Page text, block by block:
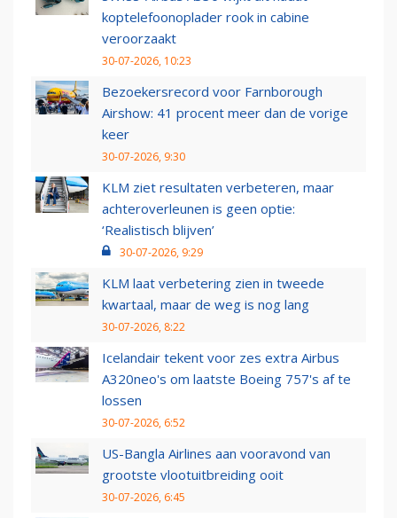
koptelefoonoplader rook in cabine
veroorzaakt
30-07-2026, 10:23
Bezoekersrecord voor Farnborough
Airshow: 41 procent meer dan de vorige
keer
30-07-2026, 9:30
KLM ziet resultaten verbeteren, maar
achteroverleunen is geen optie:
‘Realistisch blijven’
30-07-2026, 9:29
KLM laat verbetering zien in tweede
kwartaal, maar de weg is nog lang
30-07-2026, 8:22
Icelandair tekent voor zes extra Airbus
A320neo's om laatste Boeing 757's af te
lossen
30-07-2026, 6:52
US-Bangla Airlines aan vooravond van
grootste vlootuitbreiding ooit
30-07-2026, 6:45